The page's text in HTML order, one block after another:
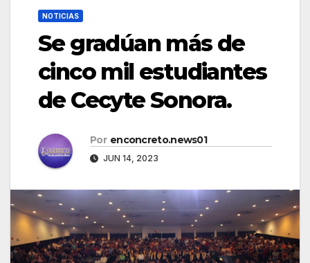
NOTICIAS
Se gradúan más de
cinco mil estudiantes
de Cecyte Sonora.
Por enconcreto.news01
JUN 14, 2023